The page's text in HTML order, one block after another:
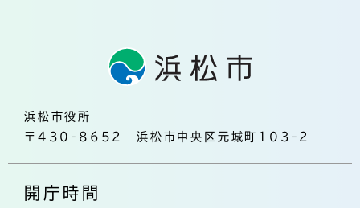
浜松市役所
〒430-8652 浜松市中央区元城町103-2
開庁時間